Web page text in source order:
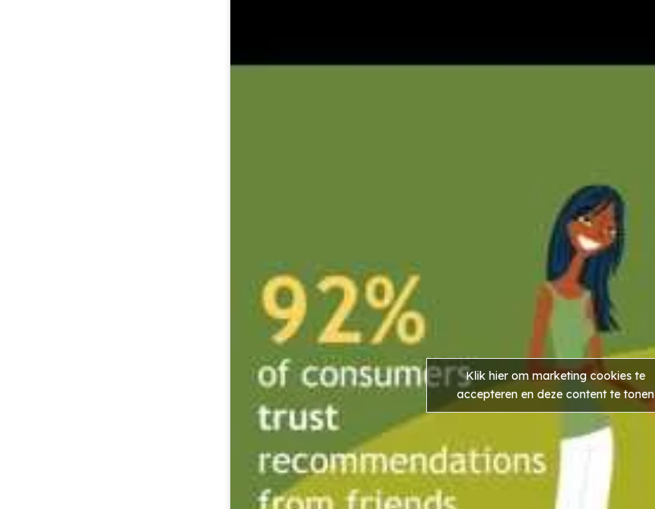
Klik hier om marketing cookies te
accepteren en deze content te tonen